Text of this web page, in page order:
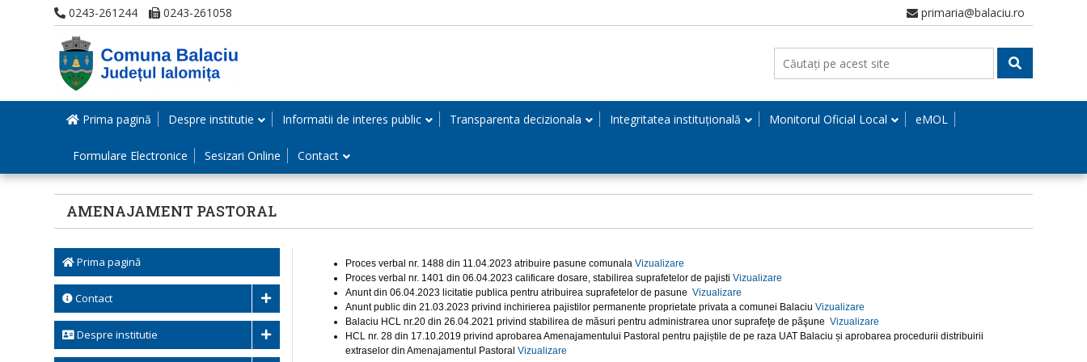
0243-261244 0243-261058 primaria@balaciu.ro
Prima pagină Despre institutie Informatii de interes public Transparenta decizionala Integritatea instituțională Monitorul Oficial Local eMOL
Formulare Electronice Sesizari Online Contact
AMENAJAMENT PASTORAL
Prima pagină
Contact
Despre institutie
Proces verbal nr. 1488 din 11.04.2023 atribuire pasune comunala Vizualizare
Proces verbal nr. 1401 din 06.04.2023 calificare dosare, stabilirea suprafetelor de pajisti Vizualizare
Anunt din 06.04.2023 licitatie publica pentru atribuirea suprafetelor de pasune Vizualizare
Anunt public din 21.03.2023 privind inchirierea pajistilor permanente proprietate privata a comunei Balaciu Vizualizare
Balaciu HCL nr.20 din 26.04.2021 privind stabilirea de măsuri pentru administrarea unor suprafeţe de păşune Vizualizare
HCL nr. 28 din 17.10.2019 privind aprobarea Amenajamentului Pastoral pentru pajiștile de pe raza UAT Balaciu și aprobarea procedurii distribuirii
extraselor din Amenajamentul Pastoral Vizualizare